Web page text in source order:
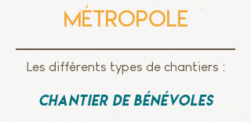
métropole
Les différents types de chantiers :
Chantier de bénévoles